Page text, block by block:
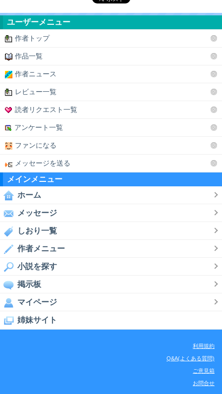
ユーザーメニュー
作者トップ
作品一覧
作者ニュース
レビュー一覧
読者リクエスト一覧
アンケート一覧
ファンになる
メッセージを送る
メインメニュー
ホーム
メッセージ
しおり一覧
作者メニュー
小説を探す
掲示板
マイページ
姉妹サイト
利用規約
Q&A(よくある質問)
ご意見箱
お問合せ